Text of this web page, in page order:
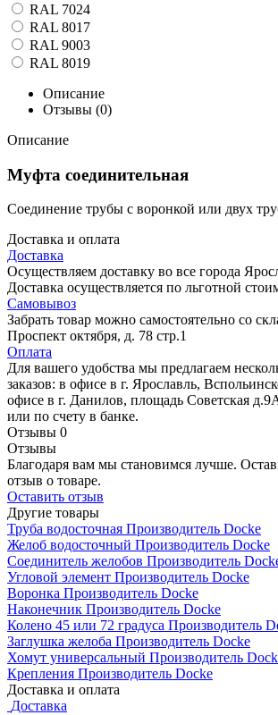
RAL 7024
RAL 8017
RAL 9003
RAL 8019
Описание
Отзывы (0)
Описание
Муфта соединительная
Соединение трубы с воронкой или двух
Доставка и оплата
Доставка
Осуществляем доставку во все города
Доставка осуществляется по льготной
Самовывоз
Забрать товар можно самостоятельно со
Проспект октября, д. 78 стр.1
Оплата
Для вашего удобства мы предлагаем
заказов: в офисе в г. Ярославль,
офисе в г. Данилов, площадь Советская
или по счету в банке.
Отзывы 0
Отзывы
Благодаря вам мы становимся лучше.
отзыв о товаре.
Оставить отзыв
Другие товары
Труба водосточная Производитель Docke
Желоб водосточный Производитель Docke
Соединитель желобов Производитель
Угловой элемент Производитель Docke
Воронка Производитель Docke
Наконечник Производитель Docke
Колено 45 или 72 градуса Производитель
Заглушка желоба Производитель Docke
Хомут универсальный Производитель
Крепления Производитель Docke
Доставка и оплата
Доставка